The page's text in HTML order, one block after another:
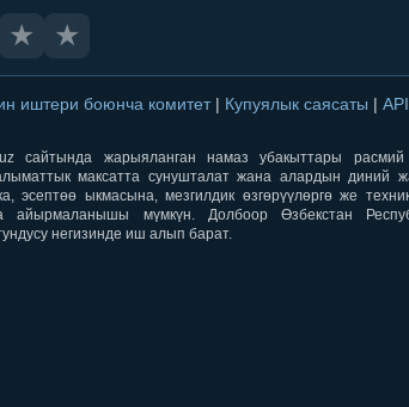
★ ★
иштери боюнча комитет | Купуялык саясаты |
сайтында жарыяланган намаз убакыттары
максатта сунушталат жана алардын диний
эсептөө ыкмасына, мезгилдик өзгөрүүлөргө же
айырмаланышы мүмкүн. Долбоор Өзбекстан
негизинде иш алып барат.